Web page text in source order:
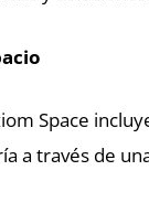
Space
a través de